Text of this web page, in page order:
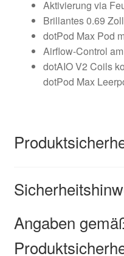
Aktivierung via
Brillantes 0.69
dotPod Max Pod
Airflow-Control
dotAIO V2 Coils
dotPod Max
Angaben